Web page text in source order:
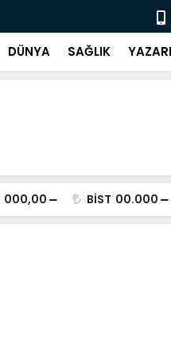
Selahattin
DÜNYA SAĞLIK
000,00 BİST 00.000